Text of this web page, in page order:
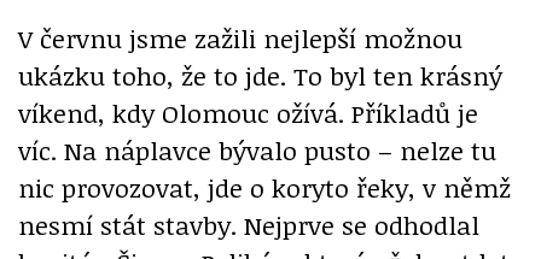
V červnu jsme zažili nejlepší možnou
ukázku toho, že to jde. To byl ten krásný
víkend, kdy Olomouc ožívá. Příkladů je
víc. Na náplavce bývalo pusto – nelze tu
nic provozovat, jde o koryto řeky, v němž
nesmí stát stavby. Nejprve se odhodlal